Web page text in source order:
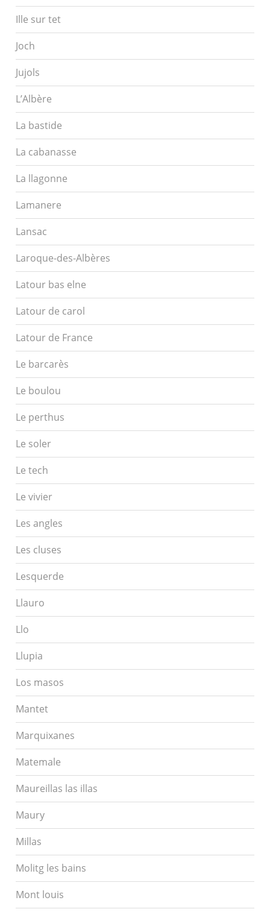
Ille sur tet
Joch
Jujols
L’Albère
La bastide
La cabanasse
La llagonne
Lamanere
Lansac
Laroque-des-Albères
Latour bas elne
Latour de carol
Latour de France
Le barcarès
Le boulou
Le perthus
Le soler
Le tech
Le vivier
Les angles
Les cluses
Lesquerde
Llauro
Llo
Llupia
Los masos
Mantet
Marquixanes
Matemale
Maureillas las illas
Maury
Millas
Molitg les bains
Mont louis